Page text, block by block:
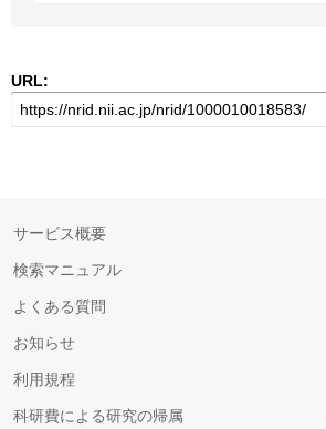
URL:
サービス概要
検索マニュアル
よくある質問
お知らせ
利用規程
科研費による研究の帰属